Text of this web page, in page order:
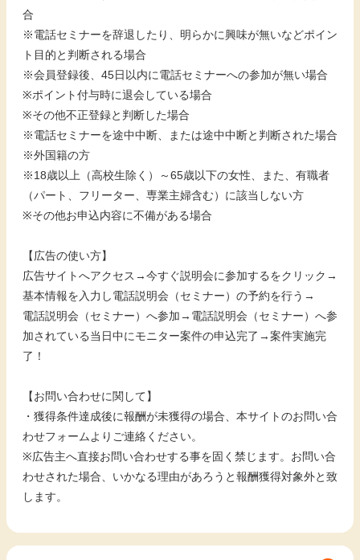
合
※電話セミナーを辞退したり、明らかに興味が無いなどポイン
ト目的と判断される場合
※会員登録後、45日以内に電話セミナーへの参加が無い場合
※ポイント付与時に退会している場合
※その他不正登録と判断した場合
※電話セミナーを途中中断、または途中中断と判断された場合
※外国籍の方
※18歳以上（高校生除く）～65歳以下の女性、また、有職者
（パート、フリーター、専業主婦含む）に該当しない方
※その他お申込内容に不備がある場合
【広告の使い方】
広告サイトへアクセス→今すぐ説明会に参加するをクリック→
基本情報を入力し電話説明会（セミナー）の予約を行う→
電話説明会（セミナー）へ参加→電話説明会（セミナー）へ参
加されている当日中にモニター案件の申込完了→案件実施完
了！
【お問い合わせに関して】
・獲得条件達成後に報酬が未獲得の場合、本サイトのお問い合
わせフォームよりご連絡ください。
※広告主へ直接お問い合わせする事を固く禁じます。お問い合
わせされた場合、いかなる理由があろうと報酬獲得対象外と致
します。